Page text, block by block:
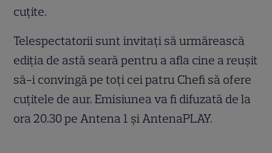
cuțite.
Telespectatorii sunt invitați să urmărească
ediția de astă seară pentru a afla cine a reușit
să-i convingă pe toți cei patru Chefi să ofere
cuțitele de aur. Emisiunea va fi difuzată de la
ora 20.30 pe Antena 1 și AntenaPLAY.